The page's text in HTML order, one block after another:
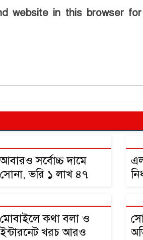
website in this browser
আবারও সর্বোচ্চ দামে
সোনা, ভরি ১ লাখ ৪৭
মোবাইলে কথা বলা ও
ইন্টারনেট খরচ আরও